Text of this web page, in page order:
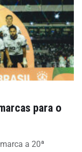
para o
a 20ª